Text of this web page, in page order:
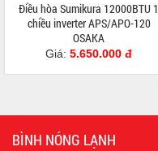
Điều hòa Sumikura 12000BTU 1
chiều inverter APS/APO-120
OSAKA
Giá: 5.650.000 đ
BÌNH NÓNG LẠNH